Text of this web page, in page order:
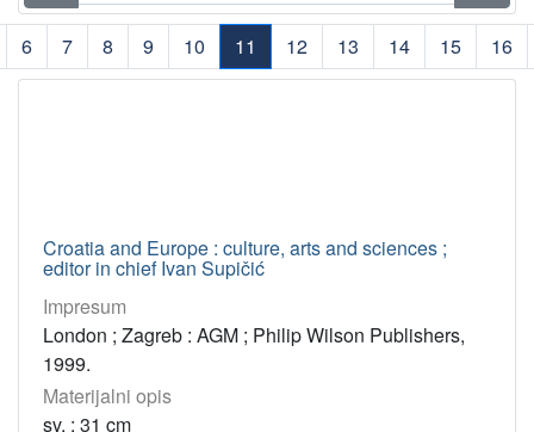
6 7 8 9 10
11
(current)
12 13 14 15 16
Croatia and Europe : culture, arts and sciences ;
editor in chief Ivan Supičić
Impresum
London ; Zagreb : AGM ; Philip Wilson Publishers,
1999.
Materijalni opis
sv. ; 31 cm